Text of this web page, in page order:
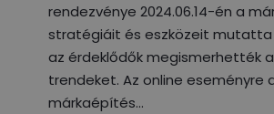
rendezvénye 2024.06.14-én a
stratégiáit és eszközeit mutatta
az érdeklődők megismerhették
trendeket. Az online eseményre
márkaépítés